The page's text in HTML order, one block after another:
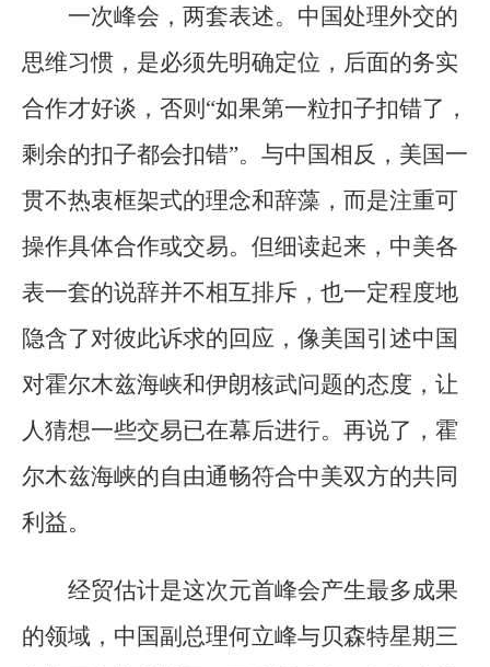
一次峰会，两套表述。中国处理外交的
思维习惯，是必须先明确定位，后面的务实
合作才好谈，否则“如果第一粒扣子扣错了，
剩余的扣子都会扣错”。与中国相反，美国一
贯不热衷框架式的理念和辞藻，而是注重可
操作具体合作或交易。但细读起来，中美各
表一套的说辞并不相互排斥，也一定程度地
隐含了对彼此诉求的回应，像美国引述中国
对霍尔木兹海峡和伊朗核武问题的态度，让
人猜想一些交易已在幕后进行。再说了，霍
尔木兹海峡的自由通畅符合中美双方的共同
利益。
经贸估计是这次元首峰会产生最多成果
的领域，中国副总理何立峰与贝森特星期三